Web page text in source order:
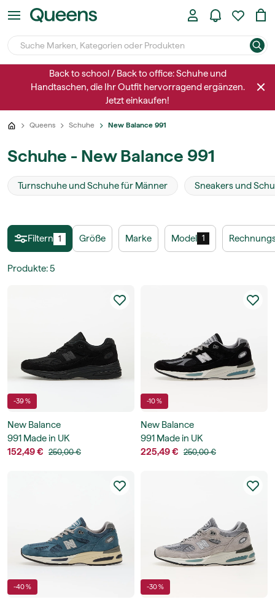
Back to school / Back to office: Schuhe und
Handtaschen, die Ihr Outfit hervorragend ergänzen.
Jetzt einkaufen!
Queens Schuhe New Balance 991
Schuhe - New Balance 991
Turnschuhe und Schuhe für Männer Sneakers und
Filtern 1 Größe Marke Model 1
Produkte:5
-39 %
New Balance
991 Made in UK
152,49 € 250,00 €
-10 %
New Balance
991 Made in UK
225,49 € 250,00 €
-40 % -30 %